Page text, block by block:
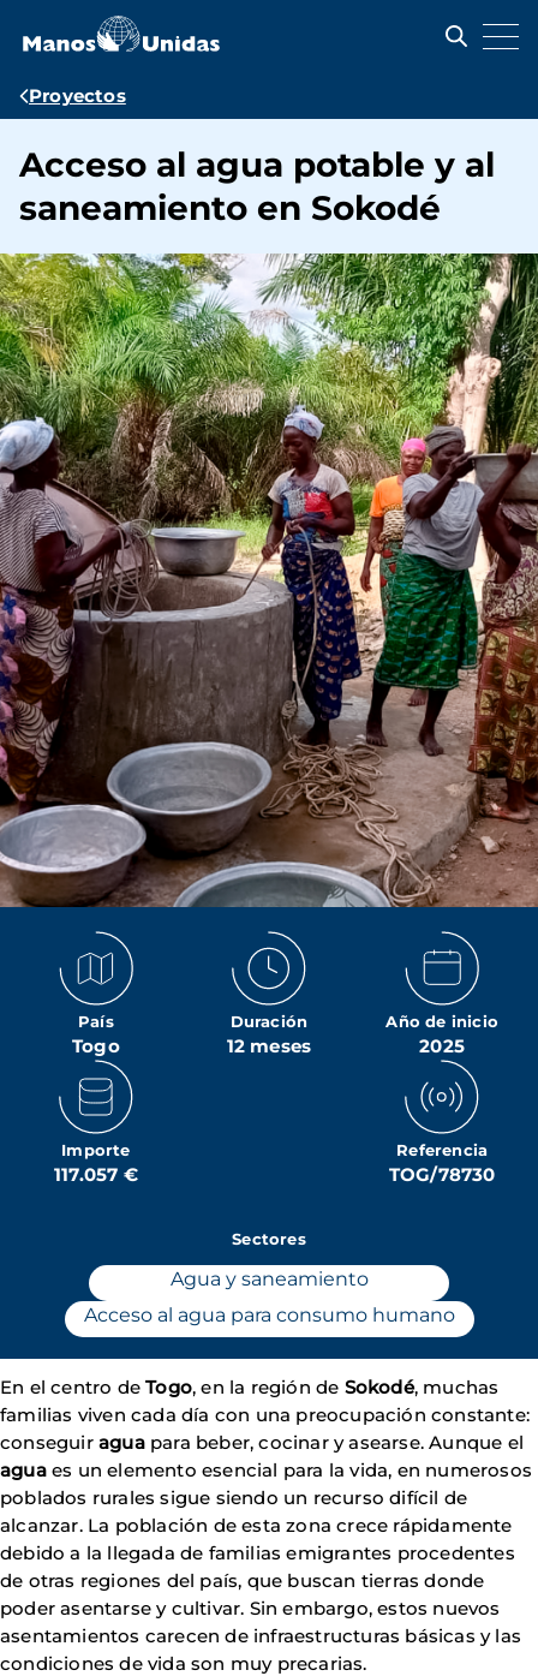
contenido
Ruta
navegación
Proyectos
Acceso al agua potable y al
saneamiento en Sokodé
País
Togo
Duración
12 meses
Año de inicio
2025
Importe
117.057 €
Referencia
TOG/78730
Sectores
Agua y saneamiento
Acceso al agua para consumo humano
En el centro deTogo, en la región de Sokodé, muchas
familias viven cada día con una preocupación constante:
conseguir aguapara beber, cocinar y asearse. Aunque el
aguaes un elemento esencial para la vida, en numerosos
poblados rurales sigue siendo un recurso difícil de
alcanzar. La población de esta zona crece rápidamente
debido a la llegada de familias emigrantes procedentes
de otras regiones del país, que buscan tierras donde
poder asentarse y cultivar. Sin embargo, estos nuevos
asentamientos carecen de infraestructuras básicas y las
condiciones de vida son muy precarias.